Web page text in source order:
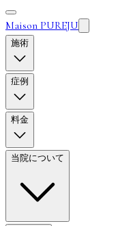
Maison PUREJU
施術
症例
料金
当院について